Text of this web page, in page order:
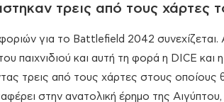
τρεις από τους χάρτες
για το Battlefield 2042 συνεχίζεται.
παιχνιδιού και αυτή τη φορά η DICE
τρεις από τους χάρτες στους
στην ανατολική έρημο της